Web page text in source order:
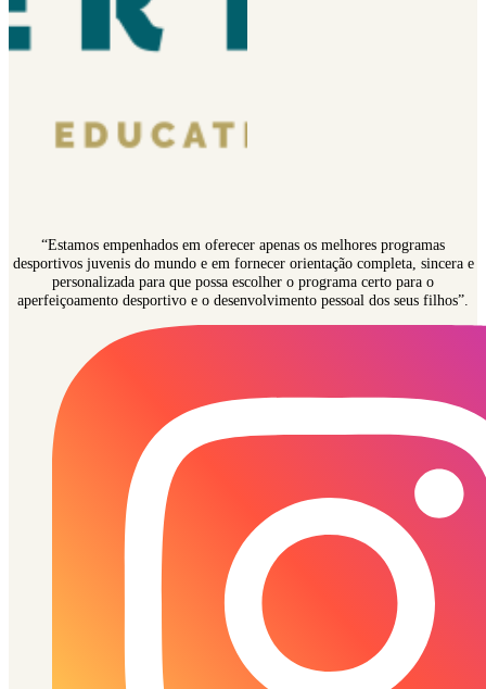
“Estamos empenhados em oferecer apenas os melhores programas
desportivos juvenis do mundo e em fornecer orientação completa, sincera e
personalizada para que possa escolher o programa certo para o
aperfeiçoamento desportivo e o desenvolvimento pessoal dos seus filhos”.